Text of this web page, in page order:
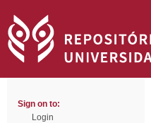
Sign on to:
Login